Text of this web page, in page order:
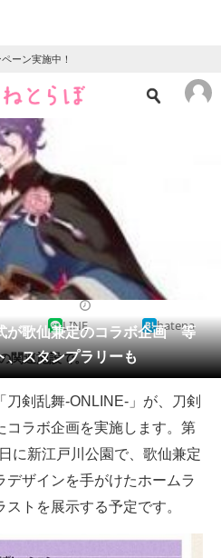
ーン実施中！
ニュース
クイズ
地域
教育・育児
リサーチ
が歌仙兼定のコラボ企画 等
、スタンプラリーも
LINE hatena
関連施設で。
剣乱舞-ONLINE-」が、刀剣
コラボ企画を実施します。第
に新江戸川公園で、歌仙兼定
ザインを手がけたホームラ
トを展示する予定です。